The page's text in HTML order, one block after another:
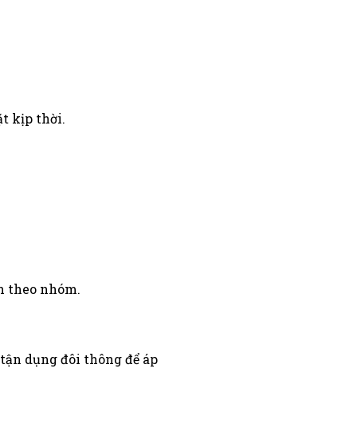
kịp thời.
theo nhóm.
dụng đôi thông để áp